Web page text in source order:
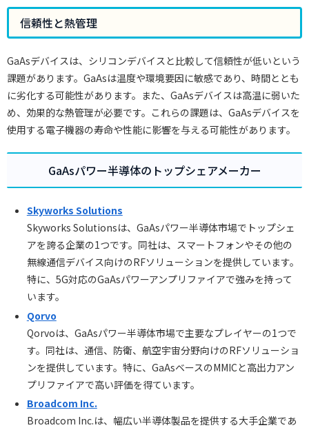
信頼性と熱管理
GaAsデバイスは、シリコンデバイスと比較して信頼性が低いという
課題があります。GaAsは温度や環境要因に敏感であり、時間ととも
に劣化する可能性があります。また、GaAsデバイスは高温に弱いた
め、効果的な熱管理が必要です。これらの課題は、GaAsデバイスを
使用する電子機器の寿命や性能に影響を与える可能性があります。
GaAsパワー半導体のトップシェアメーカー
Skyworks Solutions
Skyworks Solutionsは、GaAsパワー半導体市場でトップシェ
アを誇る企業の1つです。同社は、スマートフォンやその他の
無線通信デバイス向けのRFソリューションを提供しています。
特に、5G対応のGaAsパワーアンプリファイアで強みを持って
います。
Qorvo
Qorvoは、GaAsパワー半導体市場で主要なプレイヤーの1つで
す。同社は、通信、防衛、航空宇宙分野向けのRFソリューショ
ンを提供しています。特に、GaAsベースのMMICと高出力アン
プリファイアで高い評価を得ています。
Broadcom Inc.
Broadcom Inc.は、幅広い半導体製品を提供する大手企業であ